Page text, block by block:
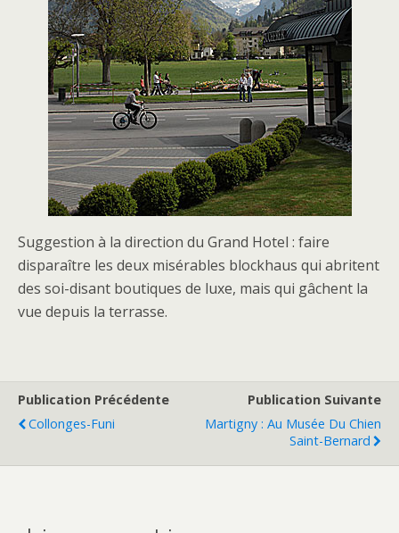
Suggestion à la direction du Grand Hotel : faire
disparaître les deux misérables blockhaus qui abritent
des soi-disant boutiques de luxe, mais qui gâchent la
vue depuis la terrasse.
Publication Précédente
Collonges-Funi
Publication Suivante
Martigny : Au Musée Du Chien
Saint-Bernard